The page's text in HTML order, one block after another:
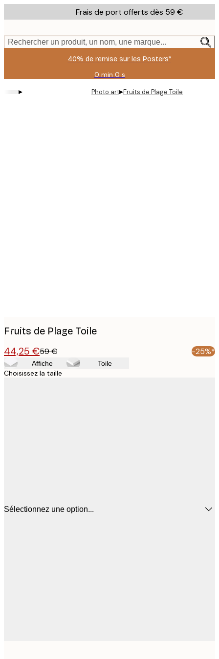
to
content.
Frais de port offerts dès 59 €
Rechercher un produit, un nom, une marque...
40% de remise sur les Posters*
0 min 0 s
Valable
jusqu'au
:
▸ Photo art▸Fruits de Plage Toile
Fruits de Plage Toile
44,25 €59 € -25%*
Affiche Toile
Choisissez la taille
Sélectionnez une option...